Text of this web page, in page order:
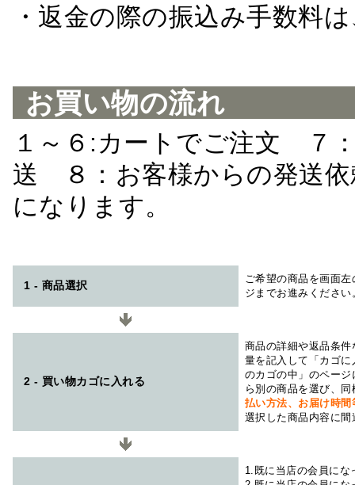
・返金の際の振込み手数料
お買い物の流れ
１～６:カートでご注文 ７
送 ８：お客様からの発送
になります。
1 - 商品選択
ご希望の商品を画面
ジまでお進みください
2 - 買い物カゴに入れる
商品の詳細や返品条
量を記入して「カゴ
のカゴの中」のペー
ら別の商品を選び、
払い方法、お届け時
選択した商品内容に
1.既に当店の会員にな